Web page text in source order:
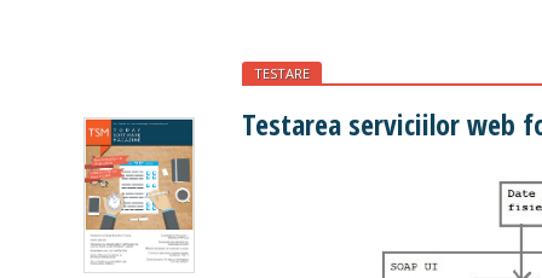
TESTARE
Testarea serviciilor web